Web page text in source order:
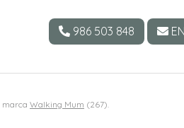
Walking Mum (267).
986 503 848